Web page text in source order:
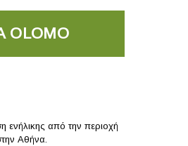
OLOMO
ενήλικης από την περιοχή
Αθήνα.